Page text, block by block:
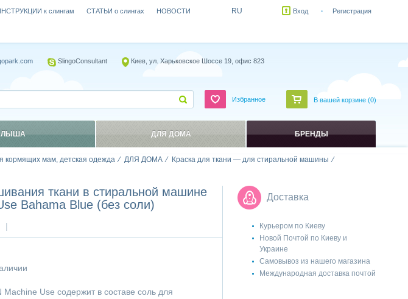
кормящих мам, детская одежда ДЛЯ ДОМА
Краска для ткани — для стиральной машины
ткани в стиральной машине
Bahama Blue (без соли)
|
Machine Use содержит в составе соль для
Доставка
Курьером по Киеву
Новой Почтой по Киеву и
Украине
Самовывоз из нашего магазина
Международная доставка почтой
к слингам СТАТЬИ о слингах НОВОСТИ RU Вход Регистрация
SlingoConsultant Киев, ул. Харьковское Шоссе 19, офис 823
Избранное В вашей корзине (0)
ДЛЯ ДОМА БРЕНДЫ